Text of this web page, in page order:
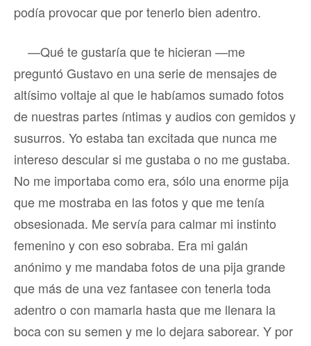
podía provocar que por tenerlo bien adentro.
—Qué te gustaría que te hicieran —me
preguntó Gustavo en una serie de mensajes de
altísimo voltaje al que le habíamos sumado fotos
de nuestras partes íntimas y audios con gemidos y
susurros. Yo estaba tan excitada que nunca me
intereso descular si me gustaba o no me gustaba.
No me importaba como era, sólo una enorme pija
que me mostraba en las fotos y que me tenía
obsesionada. Me servía para calmar mi instinto
femenino y con eso sobraba. Era mi galán
anónimo y me mandaba fotos de una pija grande
que más de una vez fantasee con tenerla toda
adentro o con mamarla hasta que me llenara la
boca con su semen y me lo dejara saborear. Y por